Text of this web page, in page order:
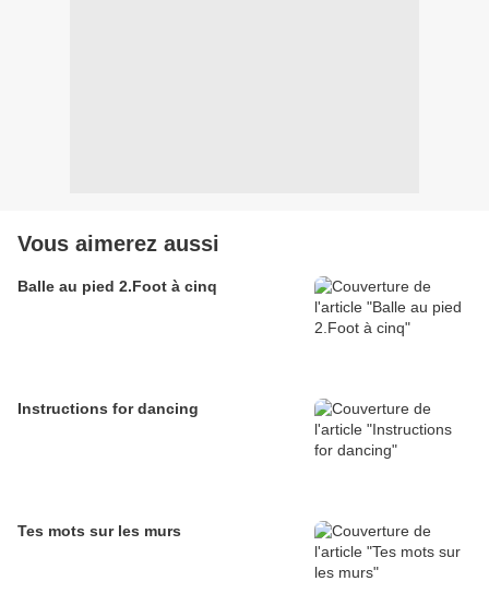
Vous aimerez aussi
Balle au pied 2.Foot à cinq
Instructions for dancing
Tes mots sur les murs